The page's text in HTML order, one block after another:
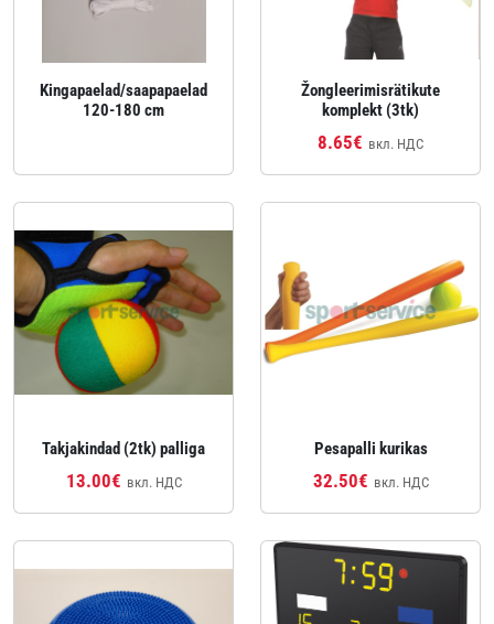
Kingapaelad/saapapaelad
120-180 cm
Žongleerimisrätikute
komplekt (3tk)
8.65€ вкл. НДС
Takjakindad (2tk) palliga
13.00€ вкл. НДС
Pesapalli kurikas
32.50€ вкл. НДС